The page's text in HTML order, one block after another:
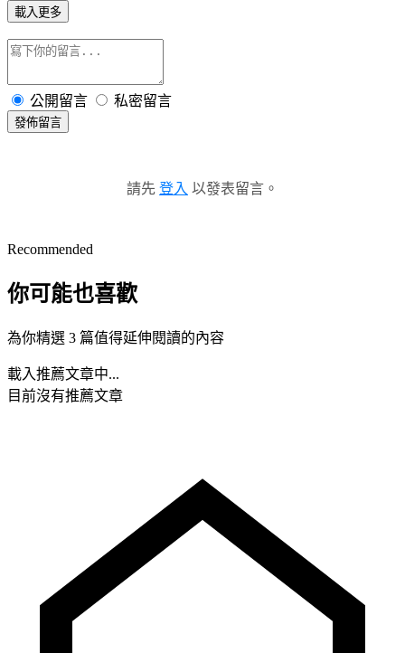
載入更多
公開留言 私密留言
發佈留言
請先 登入 以發表留言。
Recommended
你可能也喜歡
為你精選 3 篇值得延伸閱讀的內容
載入推薦文章中...
目前沒有推薦文章